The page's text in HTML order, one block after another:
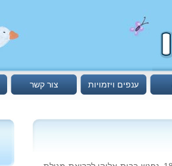
צור קשר ענפים ויזמויות